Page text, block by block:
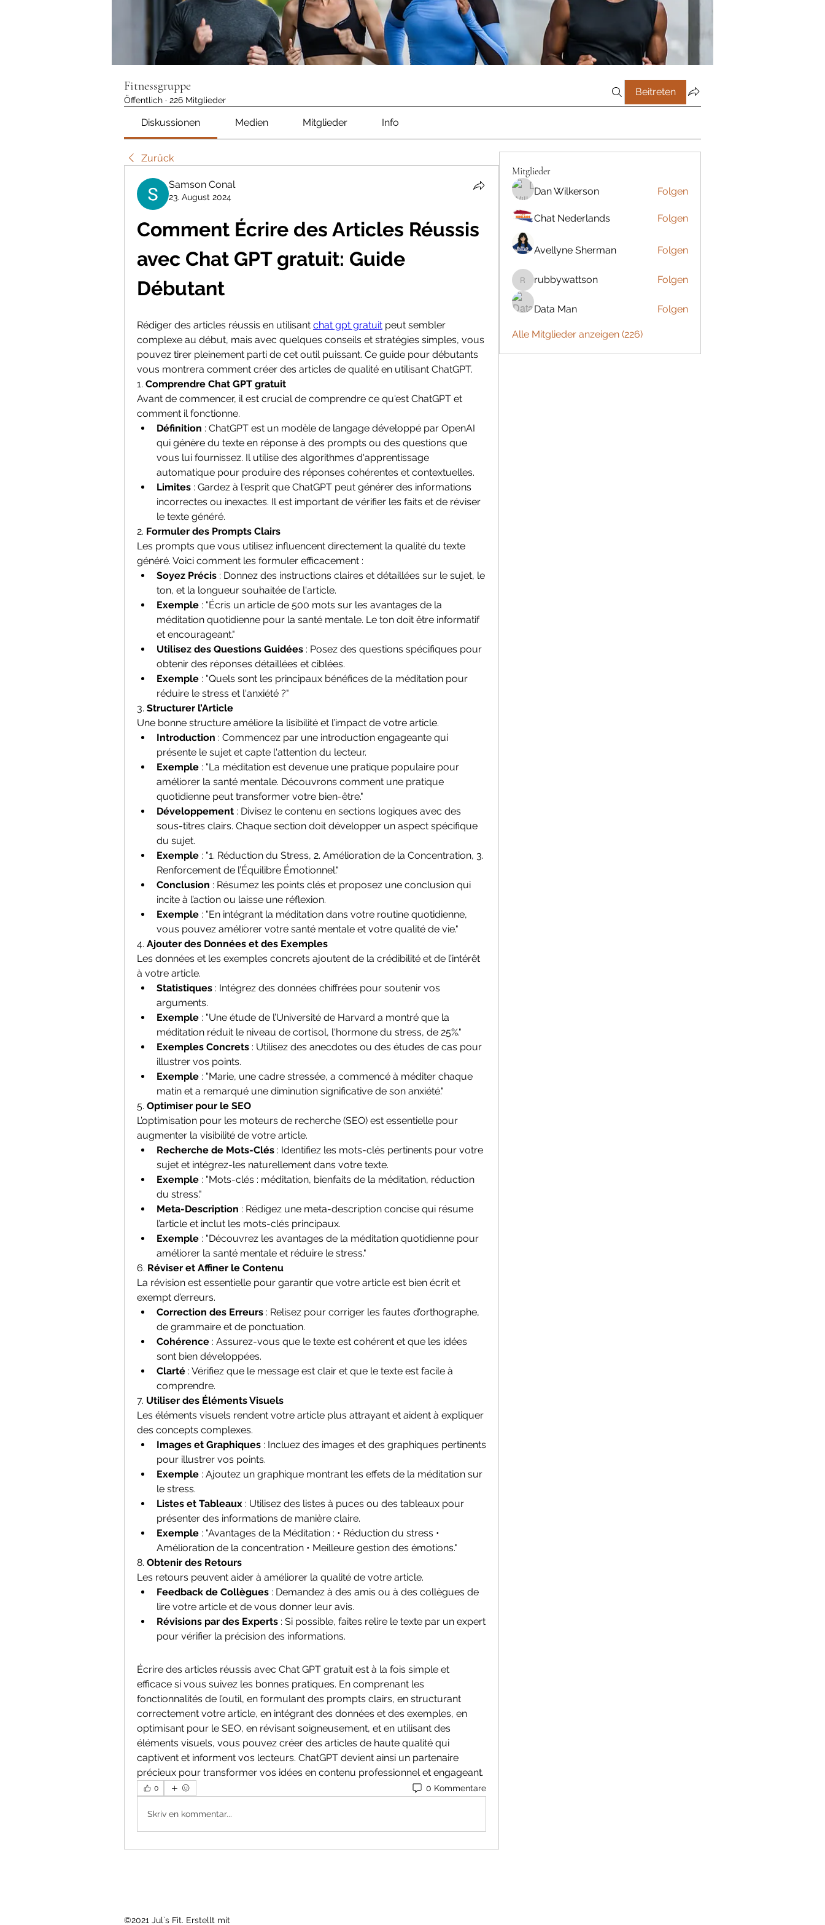
Fitnessgruppe
Öffentlich · 226 Mitglieder
Beitreten
Diskussionen Medien Mitglieder Info
Zurück
Samson Conal
23. August 2024
Comment Écrire des Articles Réussis
avec Chat GPT gratuit: Guide
Débutant
Rédiger des articles réussis en utilisant chat gpt gratuit peut sembler
complexe au début, mais avec quelques conseils et stratégies simples, vous
pouvez tirer pleinement parti de cet outil puissant. Ce guide pour débutants
vous montrera comment créer des articles de qualité en utilisant ChatGPT.
1. Comprendre Chat GPT gratuit
Avant de commencer, il est crucial de comprendre ce qu'est ChatGPT et
comment il fonctionne.
Définition : ChatGPT est un modèle de langage développé par OpenAI
qui génère du texte en réponse à des prompts ou des questions que
vous lui fournissez. Il utilise des algorithmes d'apprentissage
automatique pour produire des réponses cohérentes et contextuelles.
Limites : Gardez à l'esprit que ChatGPT peut générer des informations
incorrectes ou inexactes. Il est important de vérifier les faits et de réviser
le texte généré.
2. Formuler des Prompts Clairs
Les prompts que vous utilisez influencent directement la qualité du texte
généré. Voici comment les formuler efficacement :
Soyez Précis : Donnez des instructions claires et détaillées sur le sujet, le
ton, et la longueur souhaitée de l'article.
Exemple : "Écris un article de 500 mots sur les avantages de la
méditation quotidienne pour la santé mentale. Le ton doit être informatif
et encourageant."
Utilisez des Questions Guidées : Posez des questions spécifiques pour
obtenir des réponses détaillées et ciblées.
Exemple : "Quels sont les principaux bénéfices de la méditation pour
réduire le stress et l'anxiété ?"
3. Structurer l’Article
Une bonne structure améliore la lisibilité et l’impact de votre article.
Introduction : Commencez par une introduction engageante qui
présente le sujet et capte l'attention du lecteur.
Exemple : "La méditation est devenue une pratique populaire pour
améliorer la santé mentale. Découvrons comment une pratique
quotidienne peut transformer votre bien-être."
Développement : Divisez le contenu en sections logiques avec des
sous-titres clairs. Chaque section doit développer un aspect spécifique
du sujet.
Exemple : "1. Réduction du Stress, 2. Amélioration de la Concentration, 3.
Renforcement de l’Équilibre Émotionnel."
Conclusion : Résumez les points clés et proposez une conclusion qui
incite à l’action ou laisse une réflexion.
Exemple : "En intégrant la méditation dans votre routine quotidienne,
vous pouvez améliorer votre santé mentale et votre qualité de vie."
4. Ajouter des Données et des Exemples
Les données et les exemples concrets ajoutent de la crédibilité et de l’intérêt
à votre article.
Statistiques : Intégrez des données chiffrées pour soutenir vos
arguments.
Exemple : "Une étude de l’Université de Harvard a montré que la
méditation réduit le niveau de cortisol, l'hormone du stress, de 25%."
Exemples Concrets : Utilisez des anecdotes ou des études de cas pour
illustrer vos points.
Exemple : "Marie, une cadre stressée, a commencé à méditer chaque
matin et a remarqué une diminution significative de son anxiété."
5. Optimiser pour le SEO
L’optimisation pour les moteurs de recherche (SEO) est essentielle pour
augmenter la visibilité de votre article.
Recherche de Mots-Clés : Identifiez les mots-clés pertinents pour votre
sujet et intégrez-les naturellement dans votre texte.
Exemple : "Mots-clés : méditation, bienfaits de la méditation, réduction
du stress."
Meta-Description : Rédigez une meta-description concise qui résume
l’article et inclut les mots-clés principaux.
Exemple : "Découvrez les avantages de la méditation quotidienne pour
améliorer la santé mentale et réduire le stress."
6. Réviser et Affiner le Contenu
La révision est essentielle pour garantir que votre article est bien écrit et
exempt d’erreurs.
Correction des Erreurs : Relisez pour corriger les fautes d’orthographe,
de grammaire et de ponctuation.
Cohérence : Assurez-vous que le texte est cohérent et que les idées
sont bien développées.
Clarté : Vérifiez que le message est clair et que le texte est facile à
comprendre.
7. Utiliser des Éléments Visuels
Les éléments visuels rendent votre article plus attrayant et aident à expliquer
des concepts complexes.
Images et Graphiques : Incluez des images et des graphiques pertinents
pour illustrer vos points.
Exemple : Ajoutez un graphique montrant les effets de la méditation sur
le stress.
Listes et Tableaux : Utilisez des listes à puces ou des tableaux pour
présenter des informations de manière claire.
Exemple : "Avantages de la Méditation : • Réduction du stress •
Amélioration de la concentration • Meilleure gestion des émotions."
8. Obtenir des Retours
Les retours peuvent aider à améliorer la qualité de votre article.
Feedback de Collègues : Demandez à des amis ou à des collègues de
lire votre article et de vous donner leur avis.
Révisions par des Experts : Si possible, faites relire le texte par un expert
pour vérifier la précision des informations.
Écrire des articles réussis avec Chat GPT gratuit est à la fois simple et
efficace si vous suivez les bonnes pratiques. En comprenant les
fonctionnalités de l’outil, en formulant des prompts clairs, en structurant
correctement votre article, en intégrant des données et des exemples, en
optimisant pour le SEO, en révisant soigneusement, et en utilisant des
éléments visuels, vous pouvez créer des articles de haute qualité qui
captivent et informent vos lecteurs. ChatGPT devient ainsi un partenaire
précieux pour transformer vos idées en contenu professionnel et engageant.
0 0 Kommentare
Skriv en kommentar...
Mitglieder
Dan Wilkerson Folgen
Chat Nederlands Folgen
Avellyne Sherman Folgen
rubbywattson
rubbywattson Folgen
Data Man Folgen
Alle Mitglieder anzeigen (226)
©2021 Jul`s Fit. Erstellt mit